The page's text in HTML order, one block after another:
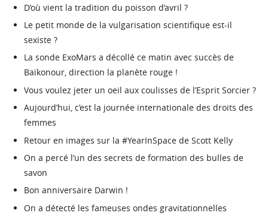
D’où vient la tradition du poisson d’avril ?
Le petit monde de la vulgarisation scientifique est-il
sexiste ?
La sonde ExoMars a décollé ce matin avec succès de
Baïkonour, direction la planète rouge !
Vous voulez jeter un oeil aux coulisses de l’Esprit Sorcier ?
Aujourd’hui, c’est la journée internationale des droits des
femmes
Retour en images sur la #YearInSpace de Scott Kelly
On a percé l’un des secrets de formation des bulles de
savon
Bon anniversaire Darwin !
On a détecté les fameuses ondes gravitationnelles